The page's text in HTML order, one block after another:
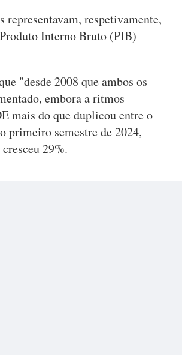
representavam, respetivamente,
Interno Bruto (PIB)
"desde 2008 que ambos os
embora a ritmos
mais do que duplicou entre o
primeiro semestre de 2024,
29%.